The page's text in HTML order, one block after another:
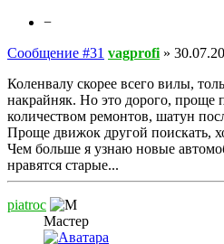
−
Сообщение #31 vagprofi »
Коленвалу скорее всего вилы,
накрайняк. Но это дорого, проще
количеством ремонтов, шатун
Проще движок другой поискать,
Чем больше я узнаю новые
нравятся старые...
piatroc
Мастер